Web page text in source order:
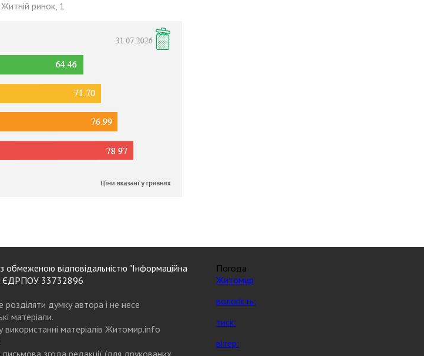
ринок, 1
обмеженою відповідальністю "Інформаційна
ЄДРПОУ 33732896
розділяти думку автора і не несе
матеріали.
матеріалів Житомир.info
письмова згода редакції (для друкованих
Погода
Житомир
вологість:
тиск:
вітер: